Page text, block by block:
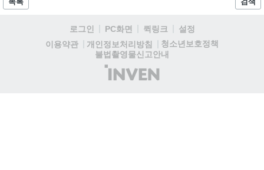
로그인 PC화면 퀵링크
설정
이용약관
개인정보처리방침
청소년보호정책
불법촬영물신고안내
(주)
인